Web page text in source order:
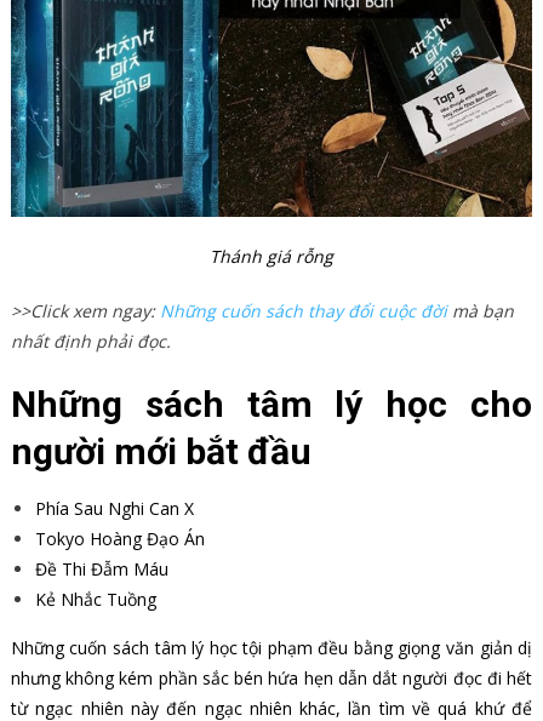
Thánh giá rỗng
>>Click xem ngay: Những cuốn sách thay đổi cuộc đờimà bạn
nhất định phải đọc.
Những sách tâm lý học cho
người mới bắt đầu
Phía Sau Nghi Can X
Tokyo Hoàng Đạo Án
Đề Thi Đẫm Máu
Kẻ Nhắc Tuồng
Những cuốn sách tâm lý học tội phạm đều bằng giọng văn giản dị
nhưng không kém phần sắc bén hứa hẹn dẫn dắt người đọc đi hết
từ ngạc nhiên này đến ngạc nhiên khác, lần tìm về quá khứ để